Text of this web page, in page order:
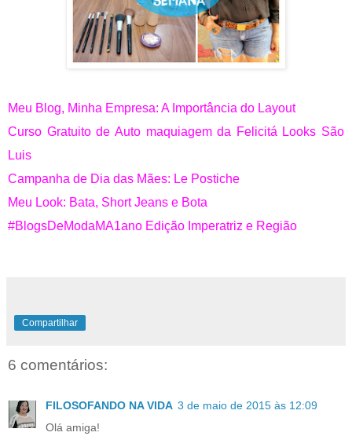
Meu Blog, Minha Empresa: A Importância do Layout
Curso Gratuito de Auto maquiagem da Felicitá Looks São
Luis
Campanha de Dia das Mães: Le Postiche
Meu Look: Bata, Short Jeans e Bota
#BlogsDeModaMA1ano Edição Imperatriz e Região
Compartilhar
6 comentários:
FILOSOFANDO NA VIDA 3 de maio de 2015 às 12:09
Olá amiga!